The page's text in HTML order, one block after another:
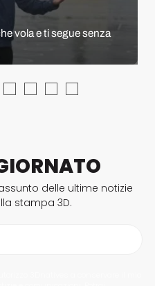
vola e ti segue senza
delle ultime notizie
stampa 3D.